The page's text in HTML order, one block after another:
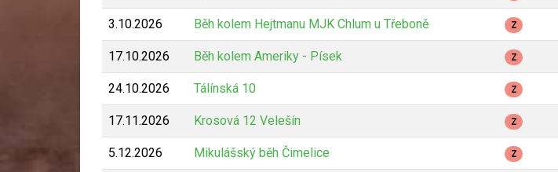
3.10.2026 Běh kolem Hejtmanu MJK Chlum u Třeboně Z
17.10.2026 Běh kolem Ameriky - Písek Z
24.10.2026 Tálínská 10 Z
17.11.2026 Krosová 12 Velešín Z
5.12.2026 Mikulášský běh Čimelice Z